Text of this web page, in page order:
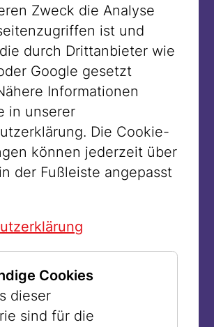
in seinem Büro in LA
Zweck die Analyse
ist und
durch Drittanbieter wie
Google gesetzt
Informationen
in unserer
Die Cookie-
können jederzeit über
der Fußleiste angepasst
Cookies
dieser
sind für die